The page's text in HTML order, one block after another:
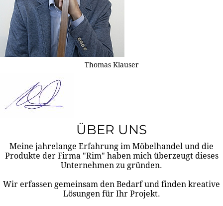
Thomas Klauser
ÜBER UNS
Meine jahrelange Erfahrung im Möbelhandel und die
Produkte der Firma "Rim" haben mich überzeugt dieses
Unternehmen zu gründen.
Wir erfassen gemeinsam den Bedarf und finden kreative
Lösungen für Ihr Projekt.